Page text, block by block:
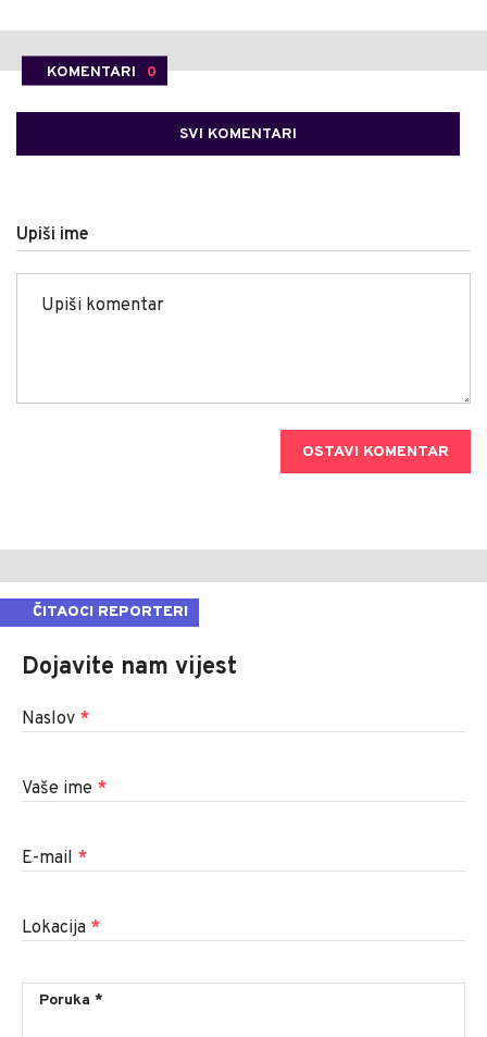
KOMENTARI 0
SVI KOMENTARI
Upiši ime
OSTAVI KOMENTAR
ČITAOCI REPORTERI
Dojavite nam vijest
Naslov *
Vaše ime *
E-mail *
Lokacija *